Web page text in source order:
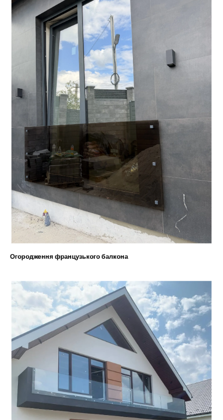
Огородження французького балкона